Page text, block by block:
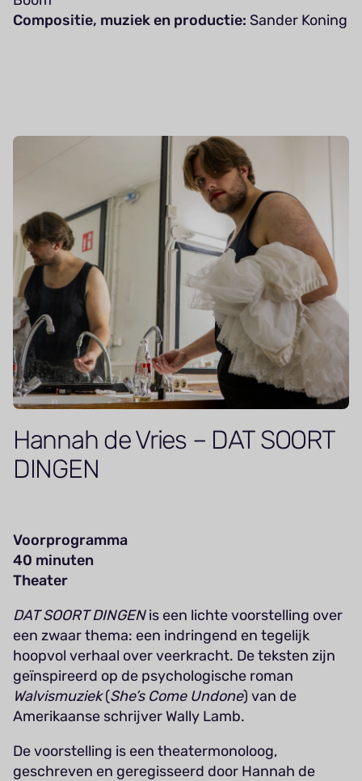
Compositie, muziek en productie: Sander Koning
Hannah de Vries – DAT SOORT
DINGEN
Voorprogramma
40 minuten
Theater
DAT SOORT DINGENis een lichte voorstelling over
een zwaar thema: een indringend en tegelijk
hoopvol verhaal over veerkracht. De teksten zijn
geïnspireerd op de psychologische roman
Walvismuziek(She’s Come Undone) van de
Amerikaanse schrijver Wally Lamb.
De voorstelling is een theatermonoloog,
geschreven en geregisseerd door Hannah de